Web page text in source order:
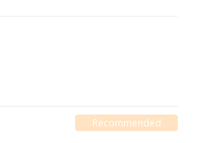
Recommended